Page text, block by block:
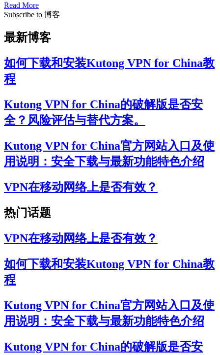
Read More
Subscribe to 博客
最新博客
如何下载和安装Kutong VPN for China教
程
Kutong VPN for China的破解版是否安
全？风险评估与替代方案。
Kutong VPN for China官方网站入口及使
用说明：安全下载与最新功能特色介绍
VPN在移动网络上是否有效？
热门话题
VPN在移动网络上是否有效？
如何下载和安装Kutong VPN for China教
程
Kutong VPN for China官方网站入口及使
用说明：安全下载与最新功能特色介绍
Kutong VPN for China的破解版是否安